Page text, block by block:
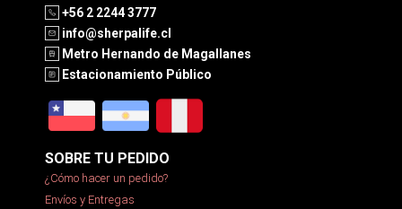
+56 2 2244 3777
info@sherpalife.cl
Metro Hernando de Magallanes
Estacionamiento Público
SOBRE TU PEDIDO
¿Cómo hacer un pedido?
Envíos y Entregas